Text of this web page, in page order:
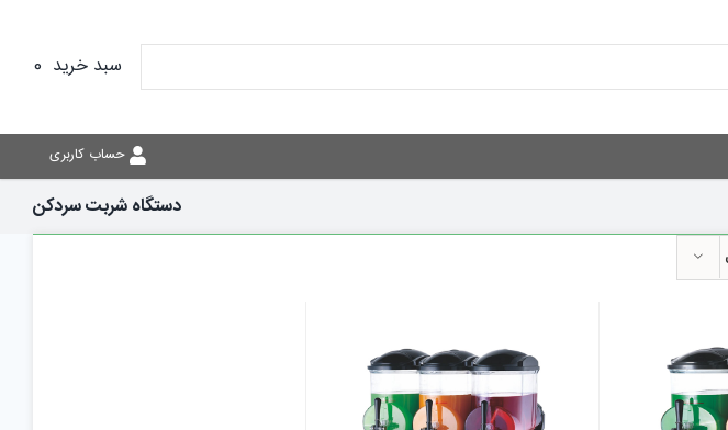
سبد خرید 0
حساب کاربری
دستگاه شربت سردکن